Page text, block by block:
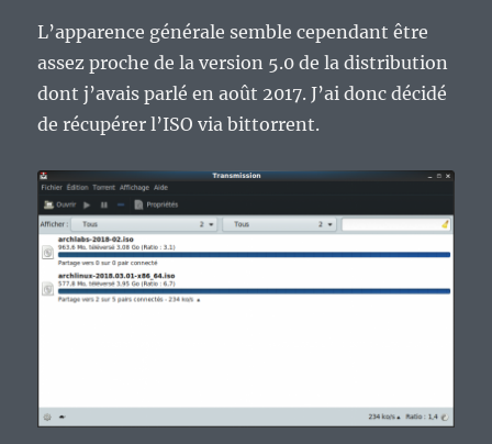
L’apparence générale semble cependant être
assez proche de la version 5.0 de la distribution
dont j’avais parlé en août 2017. J’ai donc décidé
de récupérer l’ISO via bittorrent.